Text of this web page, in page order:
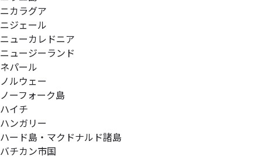
ニカラグア
ニジェール
ニューカレドニア
ニュージーランド
ネパール
ノルウェー
ノーフォーク島
ハイチ
ハンガリー
ハード島・マクドナルド諸島
バチカン市国